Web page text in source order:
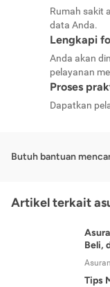
Rumah sakit
data Anda.
Lengkapi
Anda akan
pelayanan
Proses
Dapatkan
Butuh bantuan
Artikel terkait
Beli,
Tips